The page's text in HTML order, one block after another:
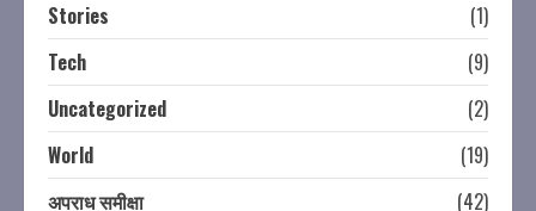
Stories
(1)
Tech
(9)
Uncategorized
(2)
World
(19)
अपराध समीक्षा
(42)